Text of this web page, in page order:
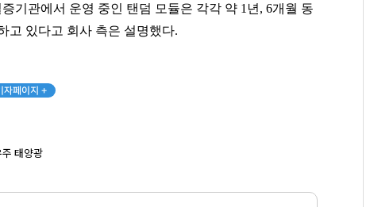
팬클럽 참여
기관에서 운영 중인 탠덤 모듈은 각각 약 1년, 6개월 동
고 있다고 회사 측은 설명했다.
자페이지 +
주 태양광